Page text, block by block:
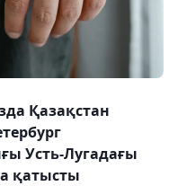
Қазақстан
Усть-Лугадағы
қатысты